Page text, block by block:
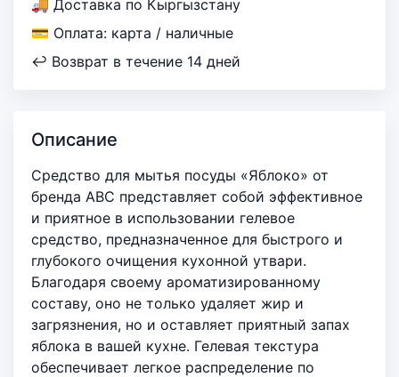
🚚 Доставка по Кыргызстану
💳 Оплата: карта / наличные
↩ Возврат в течение 14 дней
Описание
Средство для мытья посуды «Яблоко» от
бренда ABC представляет собой эффективное
и приятное в использовании гелевое
средство, предназначенное для быстрого и
глубокого очищения кухонной утвари.
Благодаря своему ароматизированному
составу, оно не только удаляет жир и
загрязнения, но и оставляет приятный запах
яблока в вашей кухне. Гелевая текстура
обеспечивает легкое распределение по